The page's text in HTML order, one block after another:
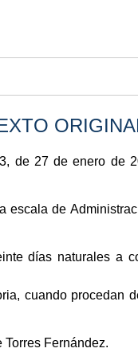
de 27 de enero de
escala de
días naturales a
cuando
Torres Fernández.